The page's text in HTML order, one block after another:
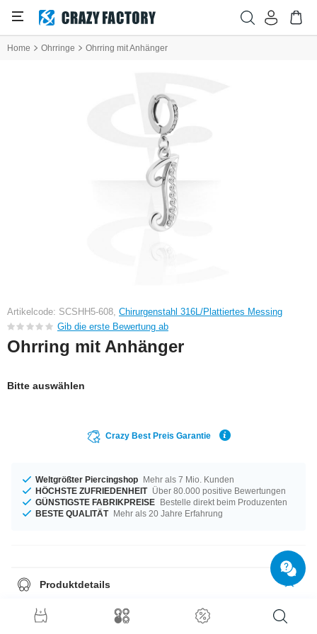
Home Ohrringe Ohrring mit Anhänger
Artikelcode: SCSHH5-608, Chirurgenstahl 316L/Plattiertes Messing
Gib die erste Bewertung ab
Ohrring mit Anhänger
Bitte auswählen
Crazy Best Preis Garantie
Weltgrößter Piercingshop Mehr als 7 Mio. Kunden
HÖCHSTE ZUFRIEDENHEIT Über 80.000 positive Bewertungen
GÜNSTIGSTE FABRIKPREISE Bestelle direkt beim Produzenten
BESTE QUALITÄT Mehr als 20 Jahre Erfahrung
Produktdetails
1,2 mm. Dieses Produkt ist für dich mit dem Durchmesser 8 mm erhältlich.
Dieser Stein ist Crystal und macht dieses Produkt zu etwas ganz